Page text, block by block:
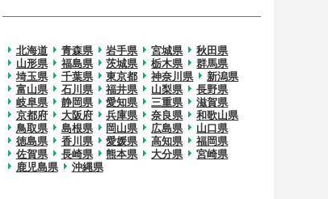
北海道 青森県 岩手県 宮城県
秋田県
山形県
福島県 茨城県 栃木県
群馬県
埼玉県
千葉県 東京都 神奈川県
新潟県
富山県
石川県 福井県 山梨県
長野県
岐阜県
静岡県 愛知県 三重県
滋賀県
京都府
大阪府 兵庫県 奈良県
和歌山県
鳥取県
島根県 岡山県 広島県
山口県
徳島県
香川県 愛媛県 高知県
福岡県
佐賀県
長崎県 熊本県 大分県
宮崎県
鹿児島県
沖縄県